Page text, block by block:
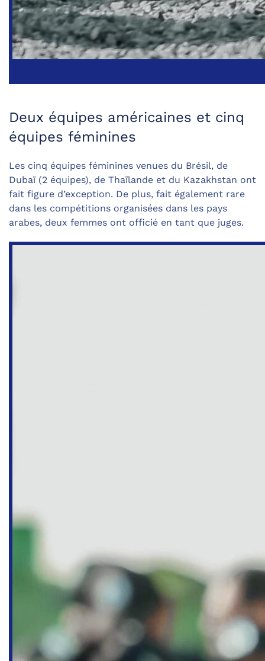
Deux équipes américaines et cinq
équipes féminines
Les cinq équipes féminines venues du Brésil, de
Dubaï (2 équipes), de Thaïlande et du Kazakhstan ont
fait figure d’exception. De plus, fait également rare
dans les compétitions organisées dans les pays
arabes, deux femmes ont officié en tant que juges.